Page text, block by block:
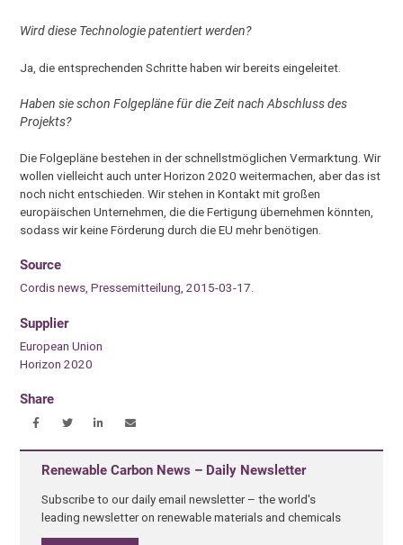
Wird diese Technologie patentiert werden?
Ja, die entsprechenden Schritte haben wir bereits eingeleitet.
Haben sie schon Folgepläne für die Zeit nach Abschluss des
Projekts?
Die Folgepläne bestehen in der schnellstmöglichen Vermarktung. Wir
wollen vielleicht auch unter Horizon 2020 weitermachen, aber das ist
noch nicht entschieden. Wir stehen in Kontakt mit großen
europäischen Unternehmen, die die Fertigung übernehmen könnten,
sodass wir keine Förderung durch die EU mehr benötigen.
Source
Cordis news, Pressemitteilung, 2015-03-17.
Supplier
European Union
Horizon 2020
Share
Renewable Carbon News – Daily Newsletter
Subscribe to our daily email newsletter – the world's
leading newsletter on renewable materials and chemicals